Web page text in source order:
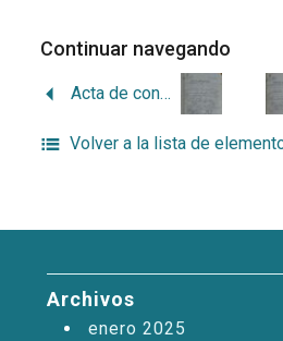
Continuar navegando
Acta de conciliación sindical de Arcos 25-1976
Volver a la lista de
Archivos
enero 2025